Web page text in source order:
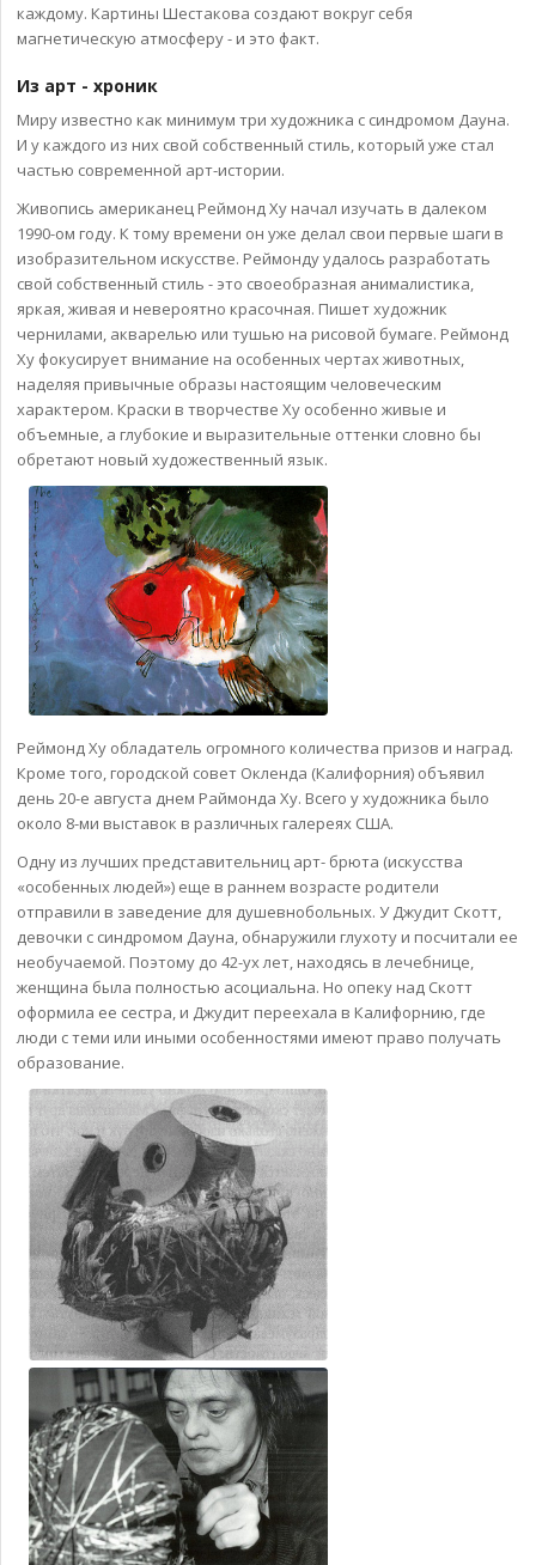
каждому. Картины Шестакова создают вокруг себя
магнетическую атмосферу - и это факт.
Из арт - хроник
Миру известно как минимум три художника с синдромом Дауна.
И у каждого из них свой собственный стиль, который уже стал
частью современной арт-истории.
Живопись американец Реймонд Ху начал изучать в далеком
1990-ом году. К тому времени он уже делал свои первые шаги в
изобразительном искусстве. Реймонду удалось разработать
свой собственный стиль - это своеобразная анималистика,
яркая, живая и невероятно красочная. Пишет художник
чернилами, акварелью или тушью на рисовой бумаге. Реймонд
Ху фокусирует внимание на особенных чертах животных,
наделяя привычные образы настоящим человеческим
характером. Краски в творчестве Ху особенно живые и
объемные, а глубокие и выразительные оттенки словно бы
обретают новый художественный язык.
Реймонд Ху обладатель огромного количества призов и наград.
Кроме того, городской совет Окленда (Калифорния) объявил
день 20-е августа днем Раймонда Ху. Всего у художника было
около 8-ми выставок в различных галереях США.
Одну из лучших представительниц арт- брюта (искусства
«особенных людей») еще в раннем возрасте родители
отправили в заведение для душевнобольных. У Джудит Скотт,
девочки с синдромом Дауна, обнаружили глухоту и посчитали ее
необучаемой. Поэтому до 42-ух лет, находясь в лечебнице,
женщина была полностью асоциальна. Но опеку над Скотт
оформила ее сестра, и Джудит переехала в Калифорнию, где
люди с теми или иными особенностями имеют право получать
образование.